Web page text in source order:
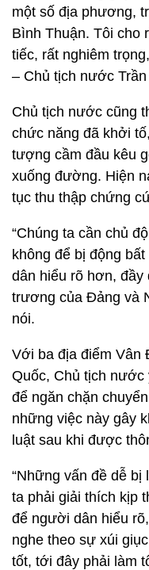
một số địa phương,
Bình Thuận. Tôi cho
tiếc, rất nghiêm
– Chủ tịch nước
Chủ tịch nước cũng
chức năng đã khởi
tượng cầm đầu kêu
xuống đường. Hiện
tục thu thập chứng
“Chúng ta cần chủ
không để bị động
dân hiểu rõ hơn,
trương của Đảng và
nói.
Với ba địa điểm Vân
Quốc, Chủ tịch nước
để ngăn chặn
những việc này gây
luật sau khi được
“Những vấn đề dễ
ta phải giải thích kịp
để người dân hiểu
nghe theo sự xúi
tốt, tới đây phải làm